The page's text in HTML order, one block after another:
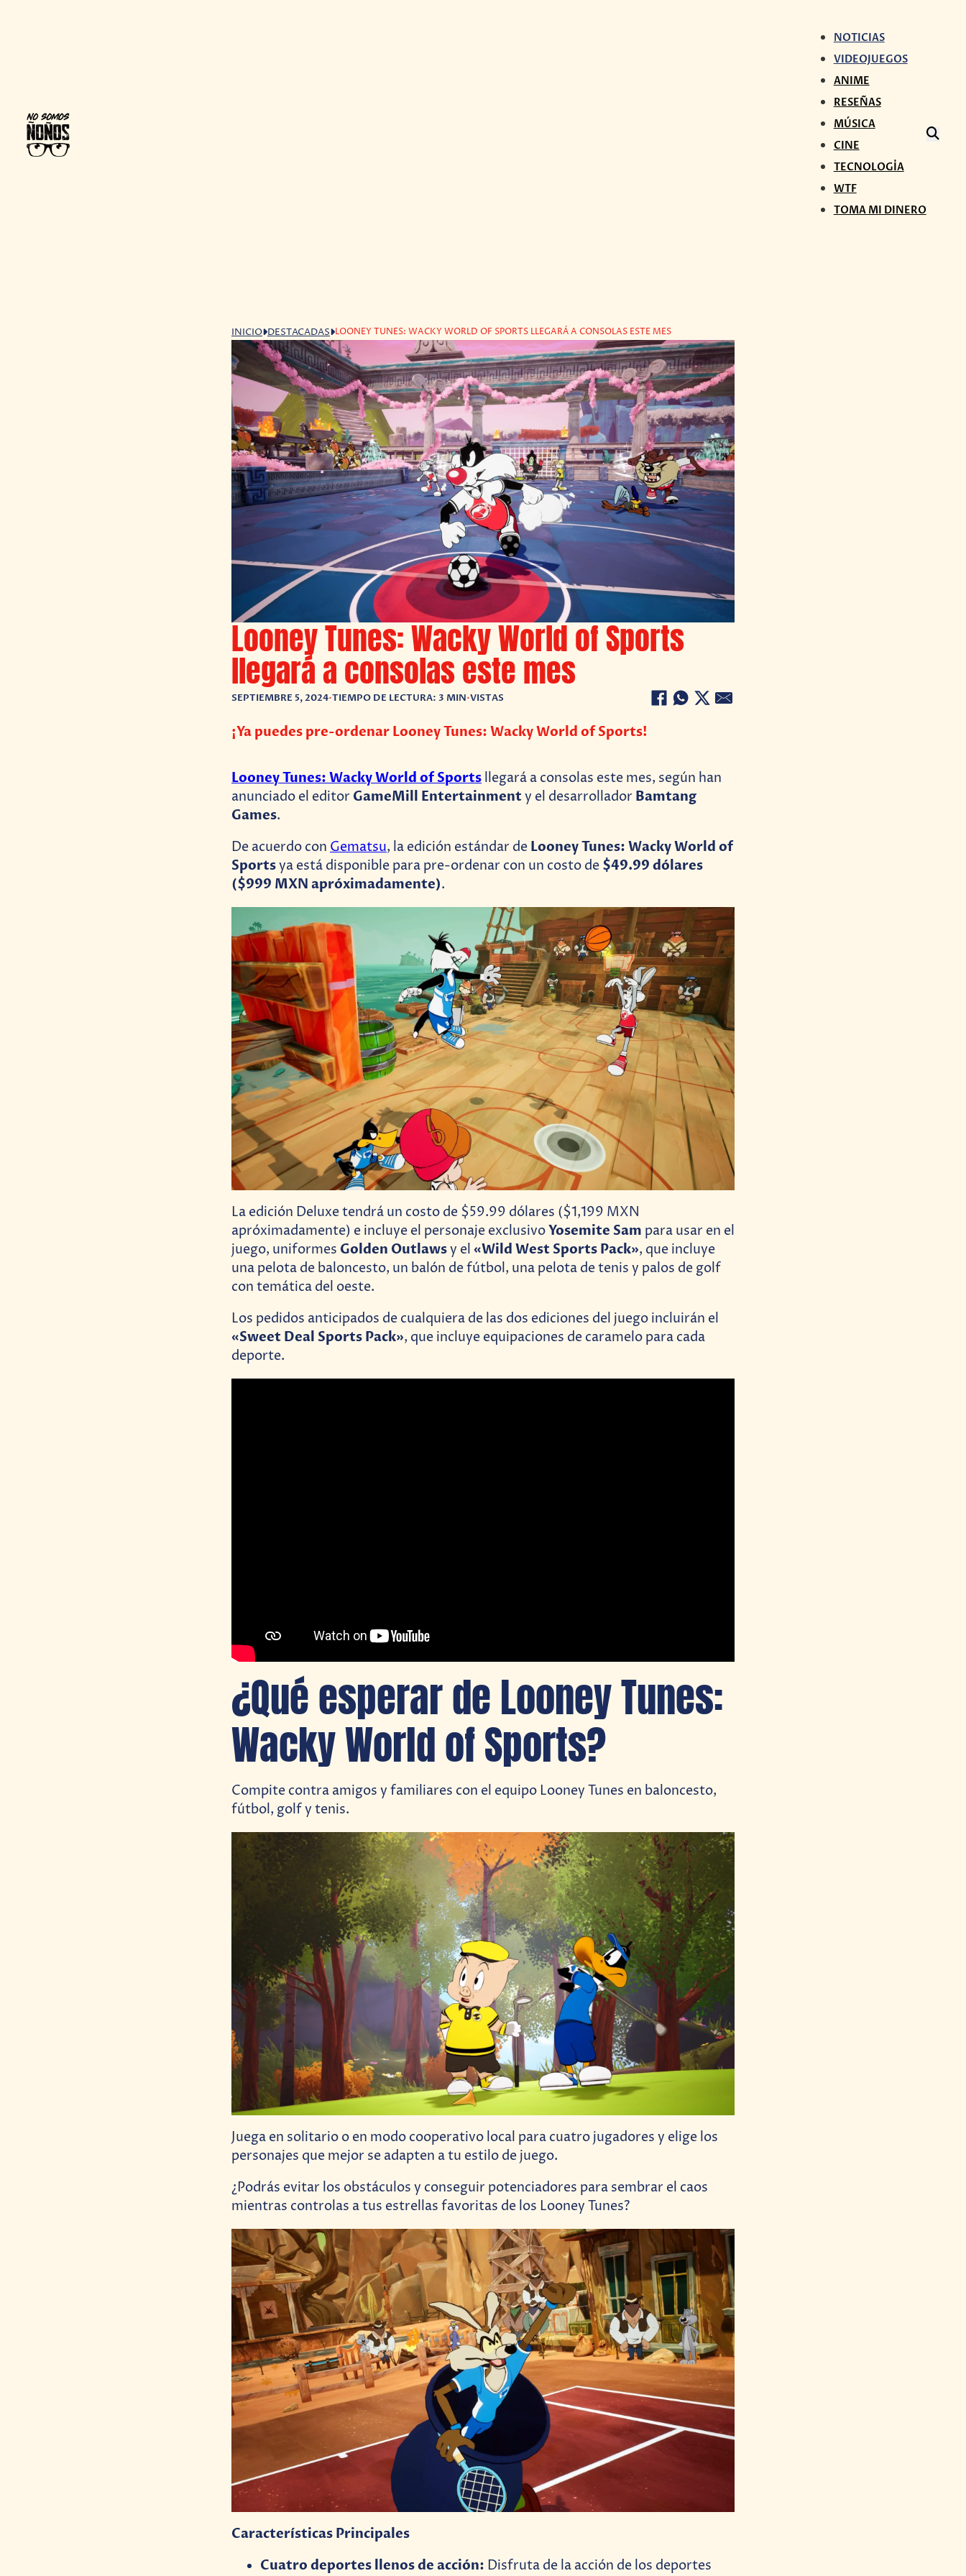
NOTICIAS
VIDEOJUEGOS
ANIME
RESEÑAS
MÚSICA
CINE
TECNOLOGÍA
WTF
TOMA MI DINERO
INICIO DESTACADAS LOONEY TUNES: WACKY WORLD OF SPORTS LLEGARÁ A CONSOLAS ESTE MES
Looney Tunes: Wacky World of Sports
llegará a consolas este mes
SEPTIEMBRE 5, 2024•TIEMPO DE LECTURA: 3 MIN•VISTAS
¡Ya puedes pre-ordenar Looney Tunes: Wacky World of Sports!
Looney Tunes: Wacky World of Sports llegará a consolas este mes, según han
anunciado el editor GameMill Entertainmenty el desarrollador Bamtang
Games.
De acuerdo con Gematsu, la edición estándar de Looney Tunes: Wacky World of
Sportsya está disponible para pre-ordenar con un costo de $49.99 dólares
($999 MXN apróximadamente).
La edición Deluxe tendrá un costo de $59.99 dólares ($1,199 MXN
apróximadamente) e incluye el personaje exclusivoYosemite Sam para usar en el
juego, uniformes Golden Outlawsy el «Wild West Sports Pack», que incluye
una pelota de baloncesto, un balón de fútbol, una pelota de tenis y palos de golf
con temática del oeste.
Los pedidos anticipados de cualquiera de las dos ediciones del juego incluirán el
«Sweet Deal Sports Pack», que incluye equipaciones de caramelo para cada
deporte.
¿Qué esperar de Looney Tunes:
Wacky World of Sports?
Compite contra amigos y familiares con el equipo Looney Tunes en baloncesto,
fútbol, golf y tenis.
Juega en solitario o en modo cooperativo local para cuatro jugadores y elige los
personajes que mejor se adapten a tu estilo de juego.
¿Podrás evitar los obstáculos y conseguir potenciadores para sembrar el caos
mientras controlas a tus estrellas favoritas de los Looney Tunes?
Características Principales
Cuatro deportes llenos de acción: Disfruta de la acción de los deportes